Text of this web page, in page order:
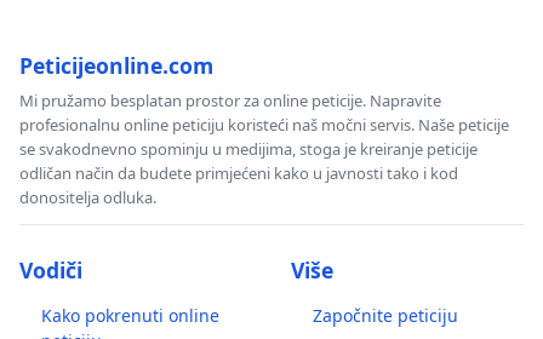
Peticijeonline.com
Mi pružamo besplatan prostor za online peticije. Napravite
profesionalnu online peticiju koristeći naš močni servis. Naše peticije
se svakodnevno spominju u medijima, stoga je kreiranje peticije
odličan način da budete primjećeni kako u javnosti tako i kod
donositelja odluka.
Vodiči
Kako pokrenuti online
Više
Započnite peticiju